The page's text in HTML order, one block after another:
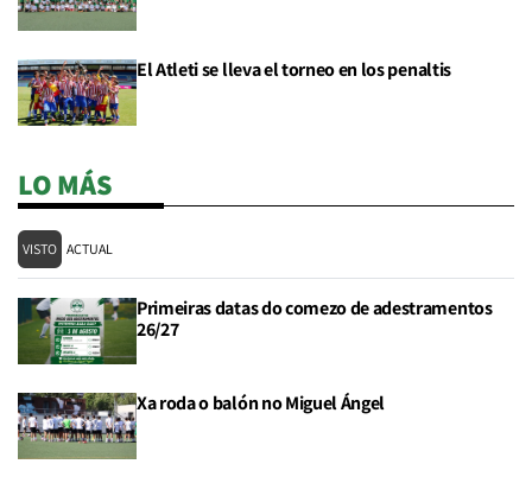
El Atleti se lleva el torneo en los penaltis
LO MÁS
VISTO ACTUAL
Primeiras datas do comezo de adestramentos
26/27
Xa roda o balón no Miguel Ángel